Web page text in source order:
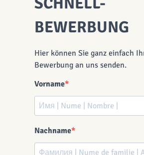
BEWERBUNG
Hier können Sie ganz einfach
Bewerbung an uns senden.
Vorname
Nachname